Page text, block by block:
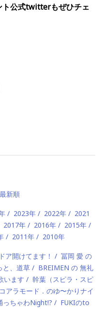
ト公式twitterもぜひチェ
最新順
2023年 2022年
2021
2017年 2016年
2015年
2011年 2010年
ア開けてます！
冨岡 愛 の
、道草
BREIMEN の 無礼
います
幹葉（スピラ・スピ
コアラモード．のゆ〜かりナイ
ちゃわNight!?
FUKIのto